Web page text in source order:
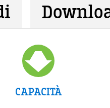
CAPACITÀ